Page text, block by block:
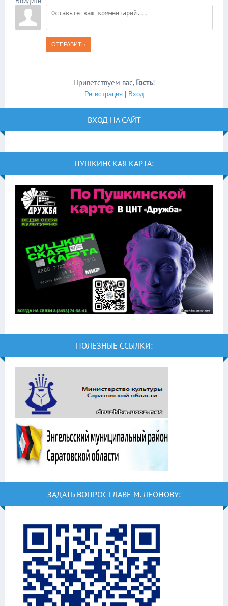
ОТПРАВИТЬ
Приветствуем вас, Гость!
Регистрация| Вход
ВХОД НА САЙТ
ПУШКИНСКАЯ КАРТА:
ПОЛЕЗНЫЕ ССЫЛКИ:
ЗАДАТЬ ВОПРОС ГЛАВЕ М. ЛЕОНОВУ: